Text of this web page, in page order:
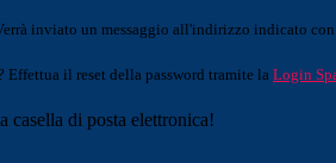
inviato un messaggio all'indirizzo indicato
Effettua il reset della password tramite la Login
casella di posta elettronica!